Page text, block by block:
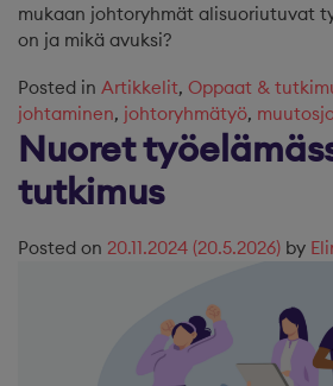
mukaan johtoryhmät alisuoriutuvat
on ja mikä avuksi?
Posted in Artikkelit, Oppaat &
johtaminen, johtoryhmätyö,
Nuoret
tutkimus
Posted on 20.11.2024 (20.5.2026) by